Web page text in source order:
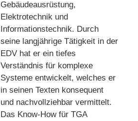
Gebäudeausrüstung,
Elektrotechnik und
Informationstechnik. Durch
seine langjährige Tätigkeit in der
EDV hat er ein tiefes
Verständnis für komplexe
Systeme entwickelt, welches er
in seinen Texten konsequent
und nachvollziehbar vermittelt.
Das Know-How für TGA